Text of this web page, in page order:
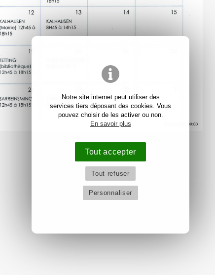
Notre site internet peut utiliser des
services tiers déposant des cookies. Vous
pouvez choisir de les activer ou non.
En savoir plus
Tout accepter
Tout refuser
Personnaliser